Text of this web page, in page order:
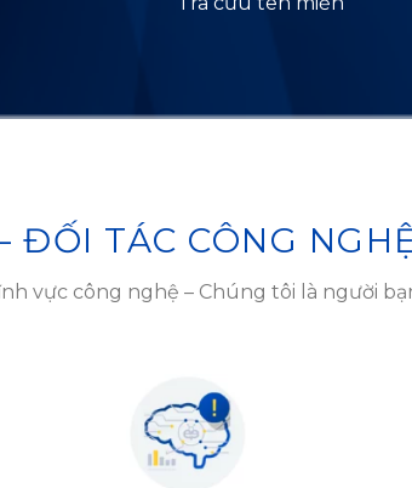
ĐỐI TÁC CÔNG
vực công nghệ – Chúng tôi là người